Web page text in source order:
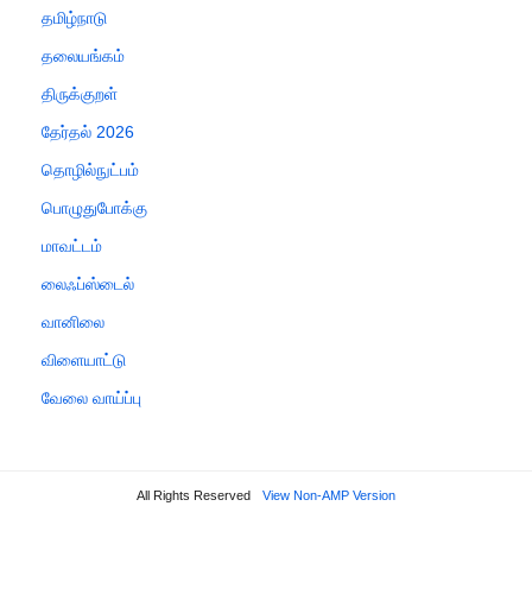
தமிழ்நாடு
தலையங்கம்
திருக்குறள்
தேர்தல் 2026
தொழில்நுட்பம்
பொழுதுபோக்கு
மாவட்டம்
லைஃப்ஸ்டைல்
வானிலை
விளையாட்டு
வேலை வாய்ப்பு
All Rights Reserved View Non-AMP Version